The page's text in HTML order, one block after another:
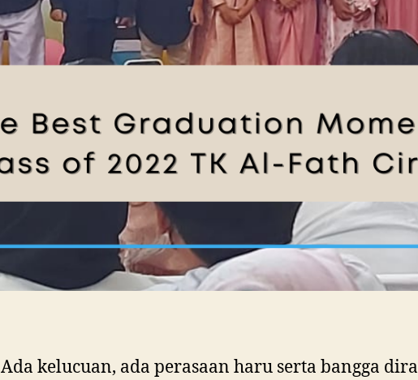
Ada kelucuan, ada perasaan haru serta bangga